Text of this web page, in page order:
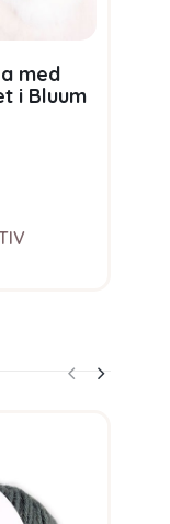
med
i Bluum